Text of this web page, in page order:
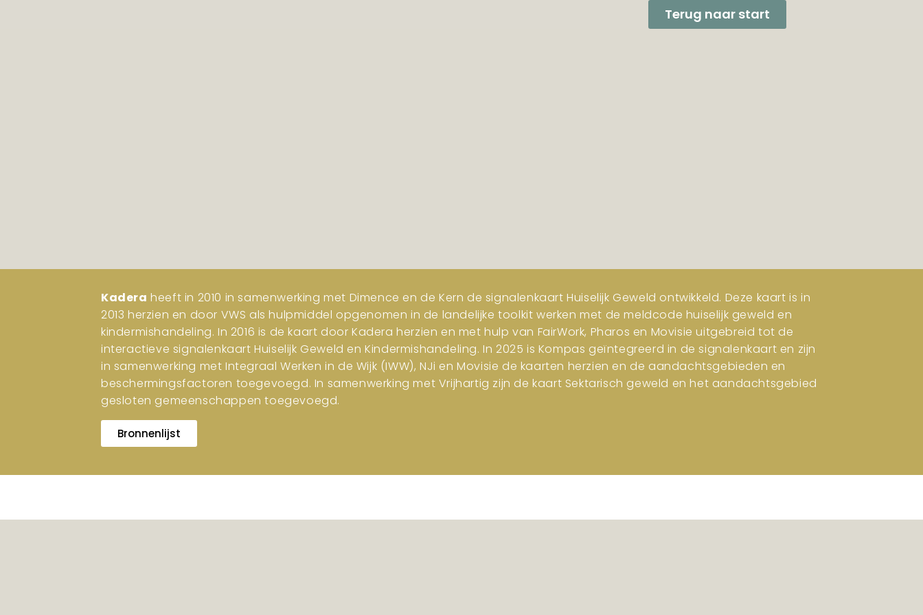
Terug naar start
Kadera heeft in 2010 in samenwerking met Dimence en de Kern de signalenkaart Huiselijk Geweld ontwikkeld. Deze kaart is in
2013 herzien en door VWS als hulpmiddel opgenomen in de landelijke toolkit werken met de meldcode huiselijk geweld en
kindermishandeling. In 2016 is de kaart door Kadera herzien en met hulp van FairWork, Pharos en Movisie uitgebreid tot de
interactieve signalenkaart Huiselijk Geweld en Kindermishandeling. In 2025 is Kompas geïntegreerd in de signalenkaart en zijn
in samenwerking met Integraal Werken in de Wijk (IWW), NJi en Movisie de kaarten herzien en de aandachtsgebieden en
beschermingsfactoren toegevoegd. In samenwerking met Vrijhartig zijn de kaart Sektarisch geweld en het aandachtsgebied
gesloten gemeenschappen toegevoegd.
Bronnenlijst